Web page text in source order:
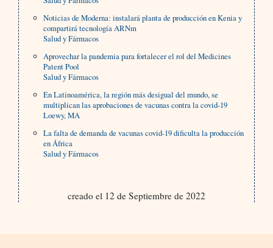
Noticias de Moderna: instalará planta de producción en Kenia y
compartirá tecnología ARNm
Salud y Fármacos
Aprovechar la pandemia para fortalecer el rol del Medicines
Patent Pool
Salud y Fármacos
En Latinoamérica, la región más desigual del mundo, se
multiplican las aprobaciones de vacunas contra la covid-19
Loewy, MA
La falta de demanda de vacunas covid-19 dificulta la producción
en África
Salud y Fármacos
creado el 12 de Septiembre de 2022